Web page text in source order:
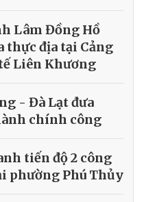
Lâm Đồng Hồ
địa tại Cảng
Liên Khương
- Đà Lạt đưa
chính công
tiến độ 2 công
phường Phú Thủy